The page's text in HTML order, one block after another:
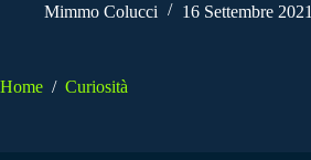
Mimmo Colucci 16 Settembre 2021
Home / Curiosità